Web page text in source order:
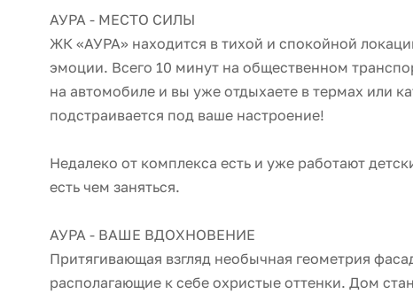
Секция 1
АУРА - МЕСТО СИЛЫ
ЖК «АУРА» находится в тихой и спокойной
эмоции. Всего 10 минут на общественном
на автомобиле и вы уже отдыхаете в термах или
подстраивается под ваше настроение!
Недалеко от комплекса есть и уже работают
есть чем заняться.
АУРА - ВАШЕ ВДОХНОВЕНИЕ
Притягивающая взгляд необычная геометрия
располагающие к себе охристые оттенки. Дом